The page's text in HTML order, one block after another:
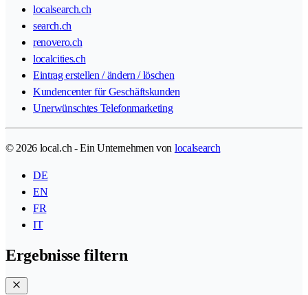
localsearch.ch
search.ch
renovero.ch
localcities.ch
Eintrag erstellen / ändern / löschen
Kundencenter für Geschäftskunden
Unerwünschtes Telefonmarketing
© 2026 local.ch - Ein Unternehmen von localsearch
DE
EN
FR
IT
Ergebnisse filtern